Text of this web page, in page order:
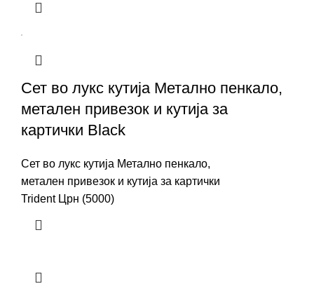
Сет во лукс кутија Метално пенкало,
метален привезок и кутија за
картички Black
Сет во лукс кутија Метално пенкало,
метален привезок и кутија за картички
Trident Црн (5000)